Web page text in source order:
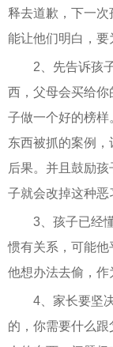
释去道歉，下一
能让他们明白，要
2、先告诉孩
西，父母会买给
子做一个好的榜
东西被抓的案例
后果。并且鼓励
子就会改掉这种恶
3、孩子已经
惯有关系，可能他
他想办法去偷，作
4、家长要坚
的，你需要什么